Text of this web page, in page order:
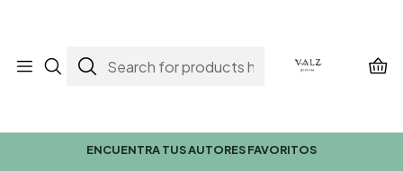
ENCUENTRA TUS AUTORES FAVORITOS